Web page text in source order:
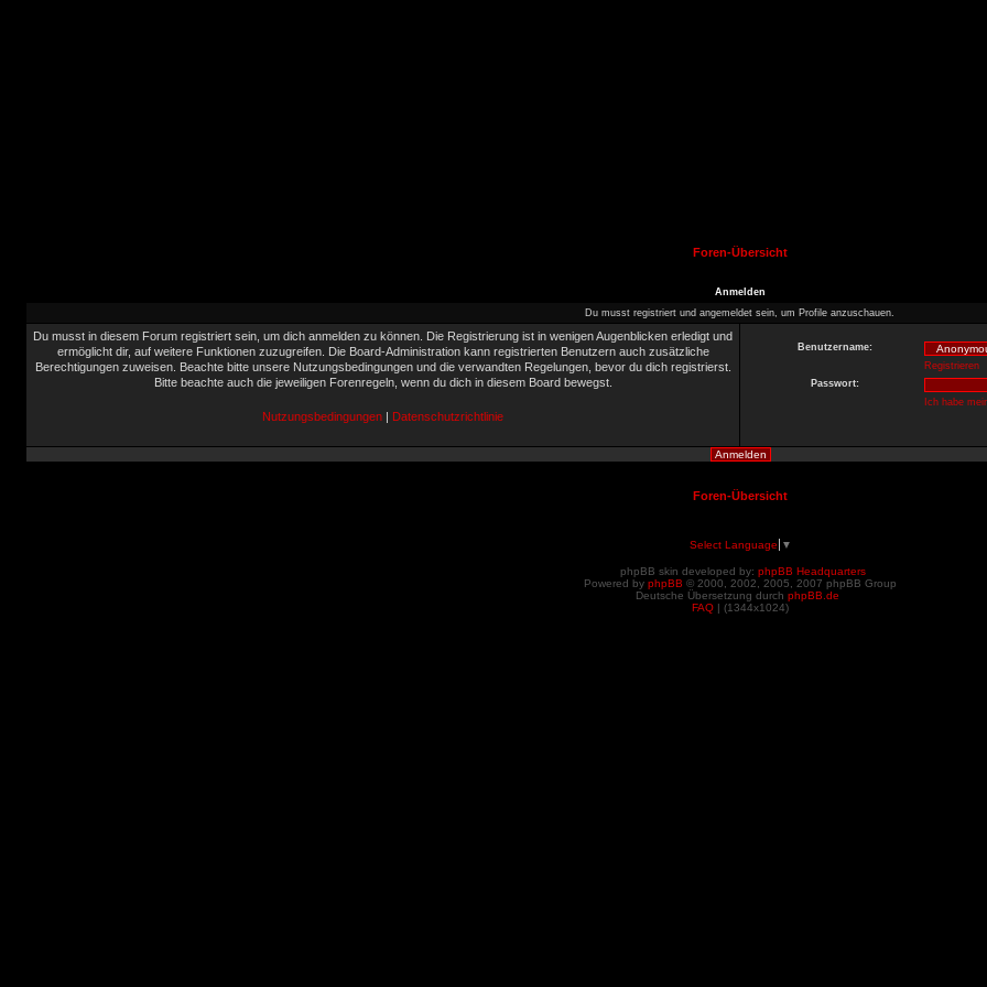
Foren-Übersicht
Anmelden
Du musst registriert und angemeldet sein, um Profile anzuschauen.
Du musst in diesem Forum registriert sein, um dich anmelden zu können. Die Registrierung ist in wenigen Augenblicken erledigt und
ermöglicht dir, auf weitere Funktionen zuzugreifen. Die Board-Administration kann registrierten Benutzern auch zusätzliche
Berechtigungen zuweisen. Beachte bitte unsere Nutzungsbedingungen und die verwandten Regelungen, bevor du dich registrierst.
Bitte beachte auch die jeweiligen Forenregeln, wenn du dich in diesem Board bewegst.
Nutzungsbedingungen | Datenschutzrichtlinie
Benutzername:
Registrieren
Passwort:
Ich habe
Foren-Übersicht
Select Language ▼
phpBB skin developed by: phpBB Headquarters
Powered by phpBB © 2000, 2002, 2005, 2007 phpBB Group
Deutsche Übersetzung durch phpBB.de
FAQ | (1344x1024)